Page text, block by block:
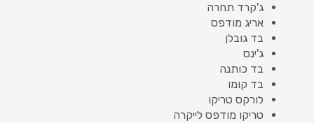
ג'קרד תחרה
אריג מודפס
בד גובלן
ג'ינס
בד כותנה
בד קומו
לורקס טריקו
טריקו מודפס לייקרה